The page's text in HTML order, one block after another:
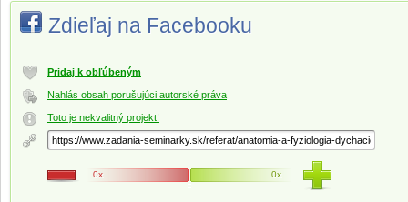
Zdieľaj na Facebooku
Pridaj k obľúbeným
Nahlás obsah porušujúci autorské práva
Toto je nekvalitný projekt!
0x 0x